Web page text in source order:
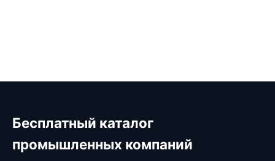
Бесплатный каталог
промышленных компаний